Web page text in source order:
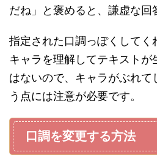
だね」と褒めると、謙虚な回
指定された口調っぽくしてく
キャラを理解してテキスト
はないので、キャラがぶれて
う点には注意が必要です。
口調を変更する方法